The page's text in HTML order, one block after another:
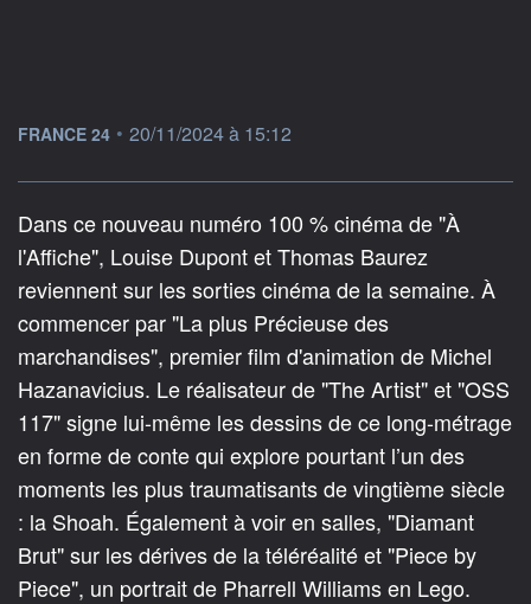
information fournie par
FRANCE 24 • 20/11/2024 à 15:12
Dans ce nouveau numéro 100 % cinéma de "À
l'Affiche", Louise Dupont et Thomas Baurez
reviennent sur les sorties cinéma de la semaine. À
commencer par "La plus Précieuse des
marchandises", premier film d'animation de Michel
Hazanavicius. Le réalisateur de "The Artist" et "OSS
117" signe lui-même les dessins de ce long-métrage
en forme de conte qui explore pourtant l’un des
moments les plus traumatisants de vingtième siècle
: la Shoah. Également à voir en salles, "Diamant
Brut" sur les dérives de la téléréalité et "Piece by
Piece", un portrait de Pharrell Williams en Lego.